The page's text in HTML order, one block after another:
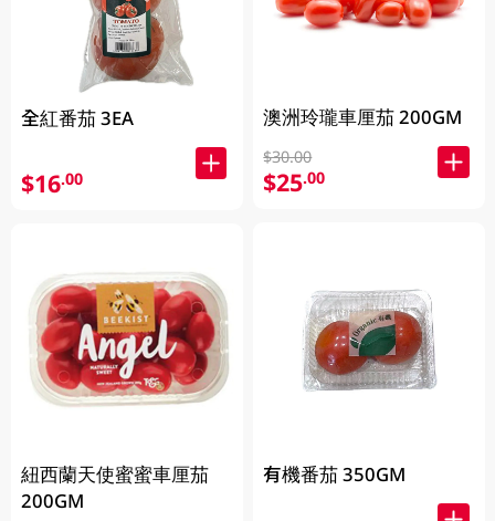
全紅番茄 3EA
$16.00
紐西蘭天使蜜蜜車厘茄
200GM
澳洲玲瓏車厘茄 200GM
$30.00
$25.00
有機番茄 350GM